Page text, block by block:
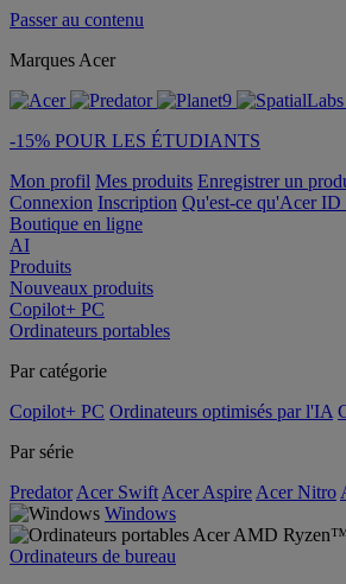
Passer au contenu
Marques Acer
-15% POUR LES ÉTUDIANTS
Mon profil Mes produits Enregistrer un
Connexion Inscription Qu'est-ce qu'Acer ID
Boutique en ligne
AI
Produits
Nouveaux produits
Copilot+ PC
Ordinateurs portables
Par catégorie
Copilot+ PC Ordinateurs optimisés par l'IA
Par série
Predator Acer Swift Acer Aspire Acer Nitro
Windows
Ordinateurs de bureau